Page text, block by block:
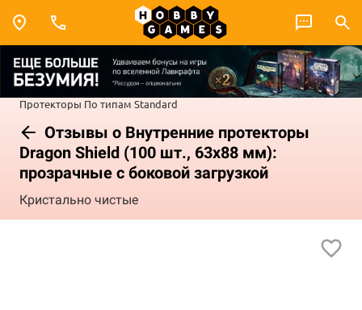
Протекторы По типам Standard
Отзывы о Внутренние протекторы
Dragon Shield (100 шт., 63x88 мм):
прозрачные с боковой загрузкой
Кристально чистые